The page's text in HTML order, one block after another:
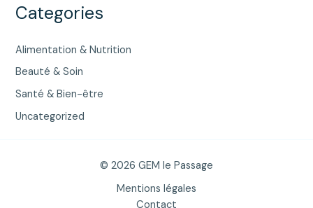
Categories
Alimentation & Nutrition
Beauté & Soin
Santé & Bien-être
Uncategorized
© 2026 GEM le Passage
Mentions légales
Contact